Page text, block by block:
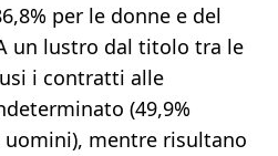
per le donne e del
un lustro dal titolo tra le
i contratti alle
(49,9%
mentre risultano